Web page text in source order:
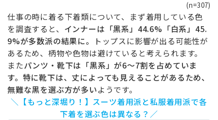
(n=307)
仕事の時に着る下着類について、まず着用している色
を調査すると、 インナーは「黒系」44.6%「白系」45.
9%が多数派の結果に。
トップスに影響が出る可能性が
あるため、柄物や色物は避けていると考えられます。
またパンツ・靴下は「黒系」が6～7割を占めていま
す。特に靴下は、丈によっても見えることがあるため、
無難な黒を選ぶ方が多いようです。
＼【もっと深堀り！】スーツ着用派と私服着用派で各
下着を選ぶ色は異なる？／